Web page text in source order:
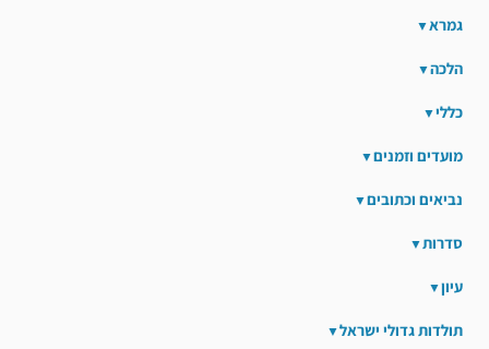
גמרא
הלכה
כללי
מועדים וזמנים
נביאים וכתובים
סדרות
עיון
תולדות גדולי ישראל